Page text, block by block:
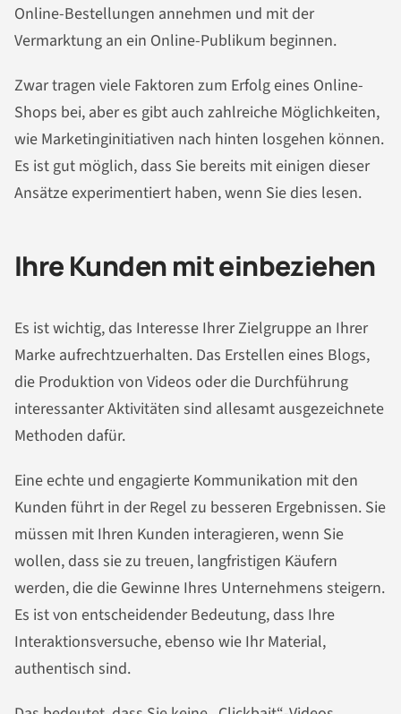
Online-Bestellungen annehmen und mit der
Vermarktung an ein Online-Publikum beginnen.
Zwar tragen viele Faktoren zum Erfolg eines Online-
Shops bei, aber es gibt auch zahlreiche Möglichkeiten,
wie Marketinginitiativen nach hinten losgehen können.
Es ist gut möglich, dass Sie bereits mit einigen dieser
Ansätze experimentiert haben, wenn Sie dies lesen.
Ihre Kunden mit einbeziehen
Es ist wichtig, das Interesse Ihrer Zielgruppe an Ihrer
Marke aufrechtzuerhalten. Das Erstellen eines Blogs,
die Produktion von Videos oder die Durchführung
interessanter Aktivitäten sind allesamt ausgezeichnete
Methoden dafür.
Eine echte und engagierte Kommunikation mit den
Kunden führt in der Regel zu besseren Ergebnissen. Sie
müssen mit Ihren Kunden interagieren, wenn Sie
wollen, dass sie zu treuen, langfristigen Käufern
werden, die die Gewinne Ihres Unternehmens steigern.
Es ist von entscheidender Bedeutung, dass Ihre
Interaktionsversuche, ebenso wie Ihr Material,
authentisch sind.